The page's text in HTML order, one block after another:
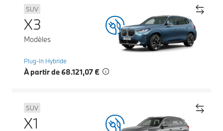
SUV
X3
Modèles
Plug-in Hybride
À partir de 68.121,07 €
SUV
X1